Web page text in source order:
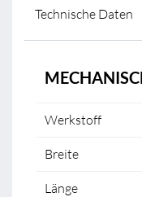
Technische Daten
Werkstoff
Breite
Länge